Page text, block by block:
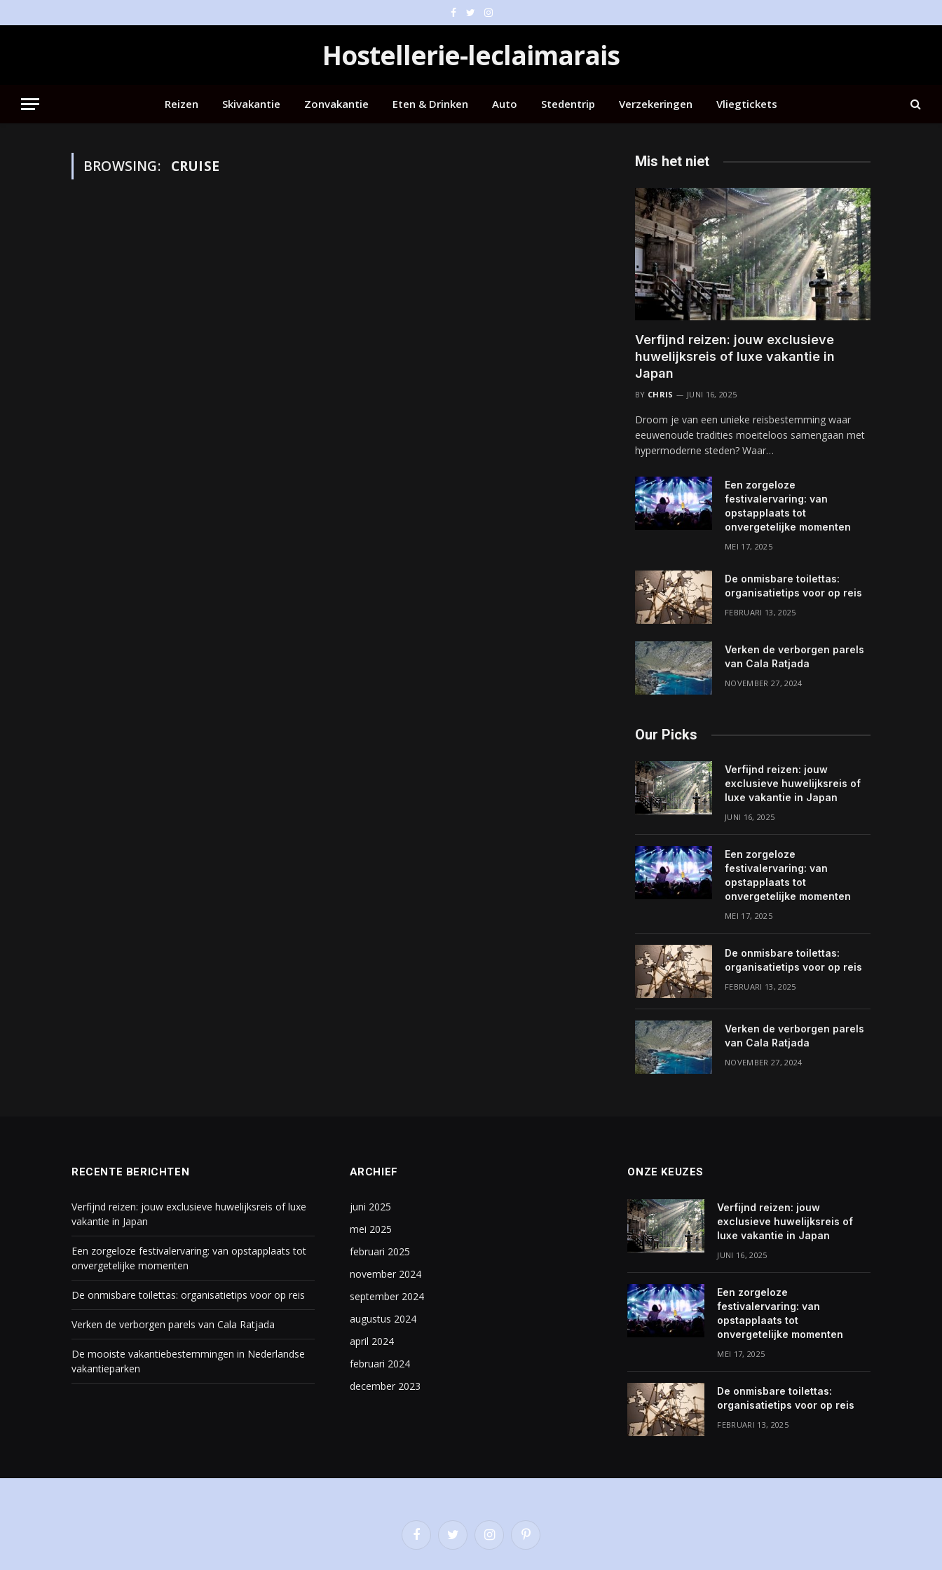
Facebook
TwitterInstagram
Hostellerie-leclaimarais
Reizen Skivakantie Zonvakantie Eten & Drinken Auto Stedentrip Verzekeringen Vliegtickets
BROWSING: CRUISE Mis het niet
Verfijnd reizen: jouw exclusieve
huwelijksreis of luxe vakantie in
Japan
BY CHRIS JUNI 16, 2025
Droom je van een unieke reisbestemming waar
eeuwenoude tradities moeiteloos samengaan met
hypermoderne steden? Waar…
Een zorgeloze
festivalervaring: van
opstapplaats tot
onvergetelijke momenten
MEI 17, 2025
De onmisbare toilettas:
organisatietips voor op reis
FEBRUARI 13, 2025
Verken de verborgen parels
van Cala Ratjada
NOVEMBER 27, 2024
Our Picks
Verfijnd reizen: jouw
exclusieve huwelijksreis of
luxe vakantie in Japan
JUNI 16, 2025
Een zorgeloze
festivalervaring: van
opstapplaats tot
onvergetelijke momenten
MEI 17, 2025
De onmisbare toilettas:
organisatietips voor op reis
FEBRUARI 13, 2025
Verken de verborgen parels
van Cala Ratjada
NOVEMBER 27, 2024
RECENTE BERICHTEN
Verfijnd reizen: jouw exclusieve huwelijksreis of luxe
vakantie in Japan
Een zorgeloze festivalervaring: van opstapplaats tot
onvergetelijke momenten
De onmisbare toilettas: organisatietips voor op reis
Verken de verborgen parels van Cala Ratjada
De mooiste vakantiebestemmingen in Nederlandse
vakantieparken
ARCHIEF
juni 2025
mei 2025
februari 2025
november 2024
september 2024
augustus 2024
april 2024
februari 2024
december 2023
ONZE KEUZES
Verfijnd reizen: jouw
exclusieve huwelijksreis of
luxe vakantie in Japan
JUNI 16, 2025
Een zorgeloze
festivalervaring: van
opstapplaats tot
onvergetelijke momenten
MEI 17, 2025
De onmisbare toilettas:
organisatietips voor op reis
FEBRUARI 13, 2025
FacebookTwitter InstagramPinterest